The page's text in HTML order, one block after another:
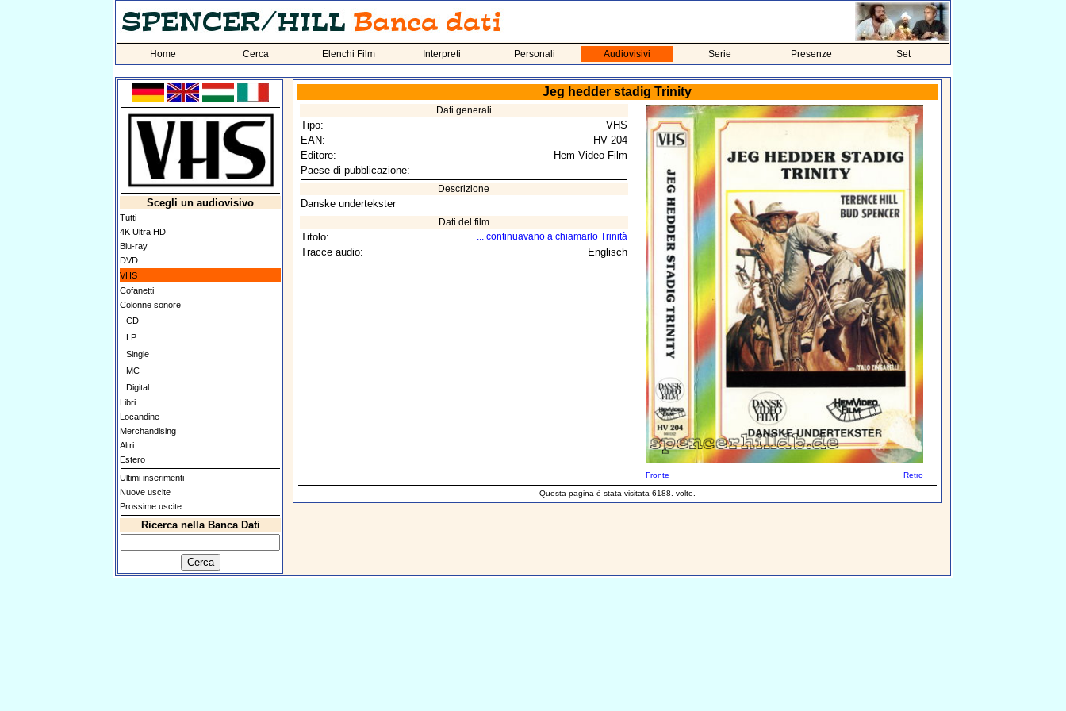
Home Cerca Elenchi Film Interpreti Personali Audiovisivi Serie Presenze Set
Scegli un audiovisivo
Tutti
4K Ultra HD
Blu-ray
DVD
VHS
Cofanetti
Colonne sonore
CD
LP
Single
MC
Digital
Libri
Locandine
Merchandising
Altri
Estero
Ultimi inserimenti
Nuove uscite
Prossime uscite
Ricerca nella Banca Dati
Jeg hedder stadig Trinity
Dati generali
Tipo:
VHS
EAN:
HV 204
Editore:
Hem Video Film
Paese di pubblicazione:
Descrizione
Danske undertekster
Dati del film
Titolo: ... continuavano a chiamarlo Trinità
Tracce audio: Englisch
Fronte Retro
Questa pagina è stata visitata 6188. volte.